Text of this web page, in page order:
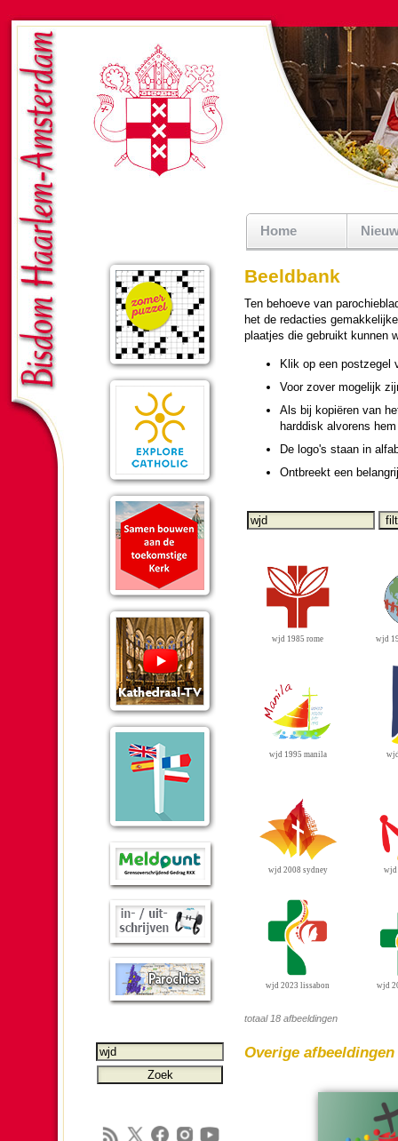
Home
Beeldbank
Ten behoeve van
het de redacties
plaatjes die gebruikt kunnen
Klik op een postzegel
Voor zover moge­lijk
Als bij kopiëren van
harddisk alvorens
De logo's staan in
Ontbreekt een
wjd 1985 rome wjd
wjd 1995 manila
wjd 2008 sydney wjd
wjd 2023 lissabon wjd
totaal 18 afbeeldingen
Overige afbeel­dingen